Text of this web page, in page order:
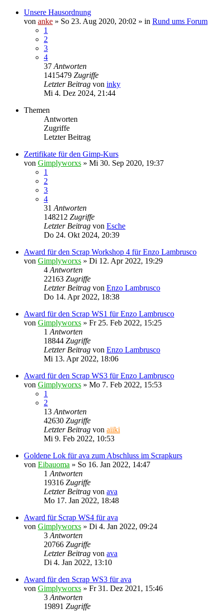
Unsere Hausordnung
von anke » So 23. Aug 2020, 20:02 » in Rund ums Forum
1
2
3
4
37 Antworten
1415479 Zugriffe
Letzter Beitrag von inky
Mi 4. Dez 2024, 21:44
Themen
Antworten
Zugriffe
Letzter Beitrag
Zertifikate für den Gimp-Kurs
von Gimplyworxs » Mi 30. Sep 2020, 19:37
1
2
3
4
31 Antworten
148212 Zugriffe
Letzter Beitrag von Esche
Do 24. Okt 2024, 20:39
Award für den Scrap Workshop 4 für Enzo Lambrusco
von Gimplyworxs » Di 12. Apr 2022, 19:29
4 Antworten
22163 Zugriffe
Letzter Beitrag von Enzo Lambrusco
Do 14. Apr 2022, 18:38
Award für den Scrap WS1 für Enzo Lambrusco
von Gimplyworxs » Fr 25. Feb 2022, 15:25
1 Antworten
18844 Zugriffe
Letzter Beitrag von Enzo Lambrusco
Mi 13. Apr 2022, 18:06
Award für den Scrap WS3 für Enzo Lambrusco
von Gimplyworxs » Mo 7. Feb 2022, 15:53
1
2
13 Antworten
42630 Zugriffe
Letzter Beitrag von aiiki
Mi 9. Feb 2022, 10:53
Goldene Lok für ava zum Abschluss im Scrapkurs
von Eibauoma » So 16. Jan 2022, 14:47
1 Antworten
19316 Zugriffe
Letzter Beitrag von ava
Mo 17. Jan 2022, 18:48
Award für Scrap WS4 für ava
von Gimplyworxs » Di 4. Jan 2022, 09:24
3 Antworten
20766 Zugriffe
Letzter Beitrag von ava
Di 4. Jan 2022, 13:10
Award für den Scrap WS3 für ava
von Gimplyworxs » Fr 31. Dez 2021, 15:46
3 Antworten
19891 Zugriffe